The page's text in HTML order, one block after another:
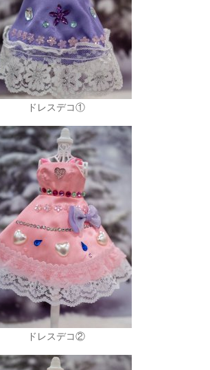
ドレスデコ①
ドレスデコ②